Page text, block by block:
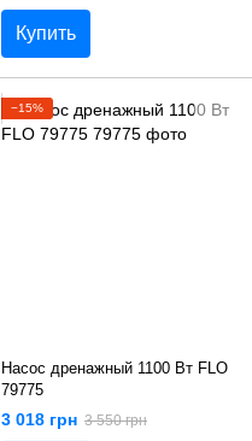
Купить
−15%
Насос дренажный 1100 Вт FLO
79775
3 018 грн 3 550 грн